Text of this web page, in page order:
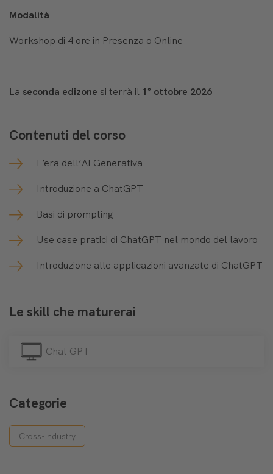
Modalità
Workshop di 4 ore in Presenza o Online
La seconda edizone si terrà il 1° ottobre 2026
Contenuti del corso
L’era dell’AI Generativa
Introduzione a ChatGPT
Basi di prompting
Use case pratici di ChatGPT nel mondo del lavoro
Introduzione alle applicazioni avanzate di ChatGPT
Le skill che maturerai
Chat GPT
Categorie
Cross-industry